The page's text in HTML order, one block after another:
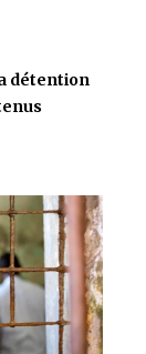
détention